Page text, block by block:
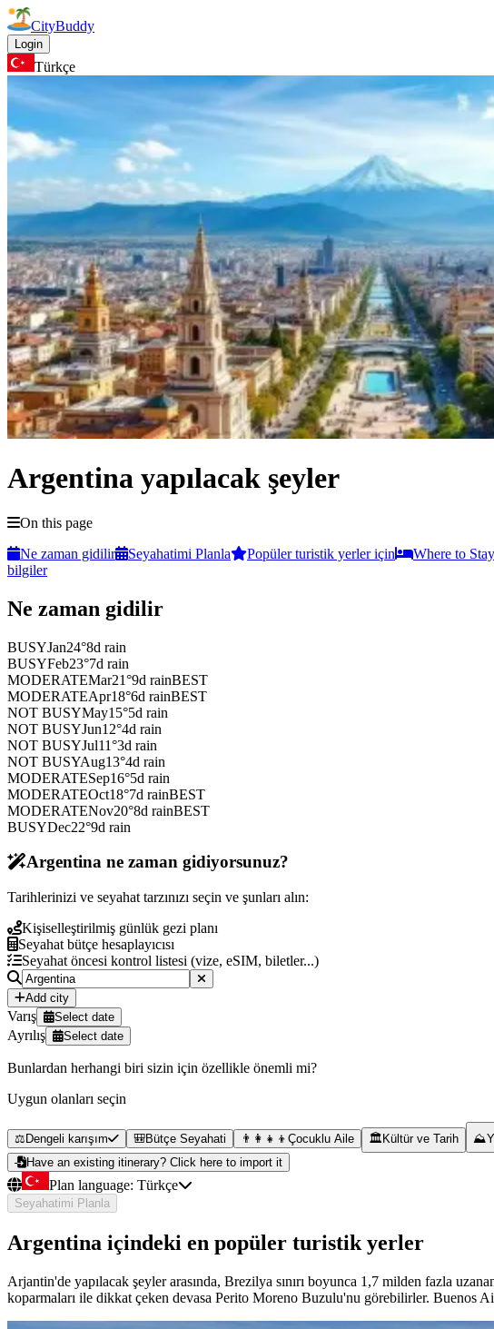
CityBuddy
Login
Türkçe
Argentina yapılacak şeyler
On this page
Ne zaman gidilir
Seyahatimi Planla Popüler turistik yerler için Where to Stay
bilgiler
Ne zaman gidilir
BUSYJan24°8d rain
BUSYFeb23°7d rain
MODERATEMar21°9d rainBEST
MODERATEApr18°6d rainBEST
NOT BUSYMay15°5d rain
NOT BUSYJun12°4d rain
NOT BUSYJul11°3d rain
NOT BUSYAug13°4d rain
MODERATESep16°5d rain
MODERATEOct18°7d rainBEST
MODERATENov20°8d rainBEST
BUSYDec22°9d rain
Argentina ne zaman gidiyorsunuz?
Tarihlerinizi ve seyahat tarzınızı seçin ve şunları alın:
Kişiselleştirilmiş günlük gezi planı
Seyahat bütçe hesaplayıcısı
Seyahat öncesi kontrol listesi (vize, eSIM, biletler...)
Add city
Varış Select date
Ayrılış Select date
Bunlardan herhangi biri sizin için özellikle önemli mi?
Uygun olanları seçin
⚖️ Dengeli karışım 🎒Bütçe Seyahati 👨‍👩‍👧‍👦 Çocuklu Aile 🏛️ Kültür ve Tarih ⛰️
Have an existing itinerary? Click here to import it
Plan language: Türkçe
Seyahatimi Planla
Argentina içindeki en popüler turistik yerler
Arjantin'de yapılacak şeyler arasında, Brezilya sınırı boyunca 1,7 milden fazla
koparmaları ile dikkat çeken devasa Perito Moreno Buzulu'nu görebilirler. Buenos